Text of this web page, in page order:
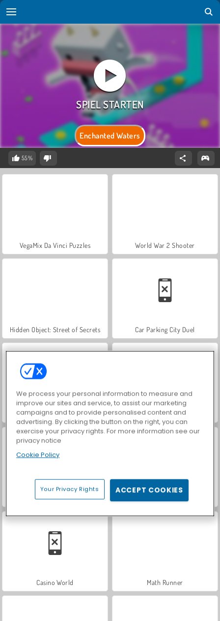
Enchanted Waters
55%
VegaMix Da Vinci Puzzles World War 2 Shooter
Hidden Object: Street of Secrets Car Parking City Duel
ASMR Makeover & Makeup Studio Farm Merge Valley
Royal Story
Casino World Math Runner
We process your personal information to measure and
improve our sites and service, to assist our marketing
campaigns and to provide personalised content and
advertising. By clicking the button on the right, you can
exercise your privacy rights. For more information see our
privacy notice
Cookie Policy
Your Privacy Rights ACCEPT COOKIES